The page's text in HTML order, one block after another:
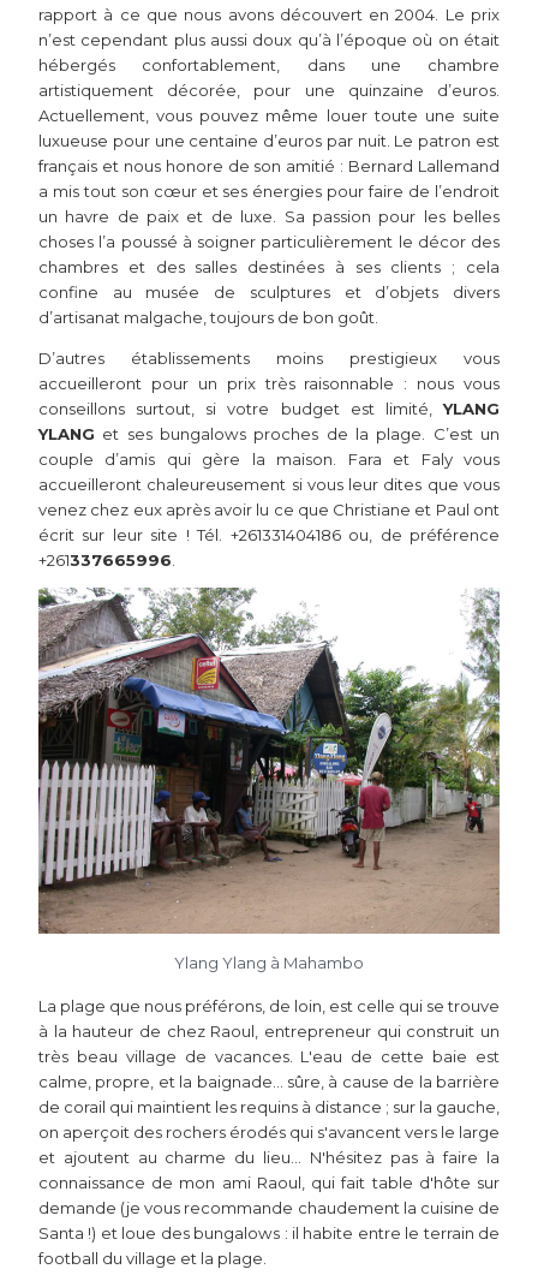
rapport à ce que nous avons découvert en 2004. Le prix
n’est cependant plus aussi doux qu’à l’époque où on était
hébergés confortablement, dans une chambre
artistiquement décorée, pour une quinzaine d’euros.
Actuellement, vous pouvez même louer toute une suite
luxueuse pour une centaine d’euros par nuit. Le patron est
français et nous honore de son amitié : Bernard Lallemand
a mis tout son cœur et ses énergies pour faire de l’endroit
un havre de paix et de luxe. Sa passion pour les belles
choses l’a poussé à soigner particulièrement le décor des
chambres et des salles destinées à ses clients ; cela
confine au musée de sculptures et d’objets divers
d’artisanat malgache, toujours de bon goût.
D’autres établissements moins prestigieux vous
accueilleront pour un prix très raisonnable : nous vous
conseillons surtout, si votre budget est limité,YLANG
YLANG et ses bungalows proches de la plage. C’est un
couple d’amis qui gère la maison. Fara et Faly vous
accueilleront chaleureusement si vous leur dites que vous
venez chez eux après avoir lu ce que Christiane et Paul ont
écrit sur leur site ! Tél. +261331404186 ou, de préférence
+261337665996
Ylang Ylang à Mahambo
La plage que nous préférons, de loin, est celle qui se trouve
à la hauteur de chez Raoul, entrepreneur qui construit un
très beau village de vacances. L'eau de cette baie est
calme, propre, et la baignade… sûre, à cause de la barrière
de corail qui maintient les requins à distance ; sur la gauche,
on aperçoit des rochers érodés qui s'avancent vers le large
et ajoutent au charme du lieu... N'hésitez pas à faire la
connaissance de mon ami Raoul, qui fait table d'hôte sur
demande (je vous recommande chaudement la cuisine de
Santa !) et loue des bungalows : il habite entre le terrain de
football du village et la plage.